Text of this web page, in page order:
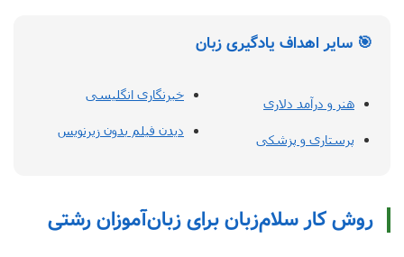
🎯 سایر اهداف یادگیری زبان
هنر و درآمد دلاری
پرستاری و پزشکی
خبرنگاری انگلیسی
دیدن فیلم بدون زیرنویس
روش کار سلام‌زبان برای زبان‌آموزان رشتی